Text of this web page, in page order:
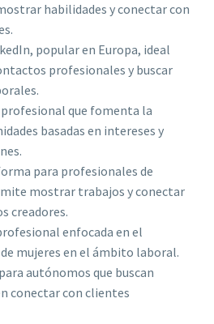
habilidades y conectar con
popular en Europa, ideal
profesionales y buscar
profesional que fomenta la
basadas en intereses y
para profesionales de
mostrar trabajos y conectar
creadores.
enfocada en el
mujeres en el ámbito laboral.
autónomos que buscan
conectar con clientes